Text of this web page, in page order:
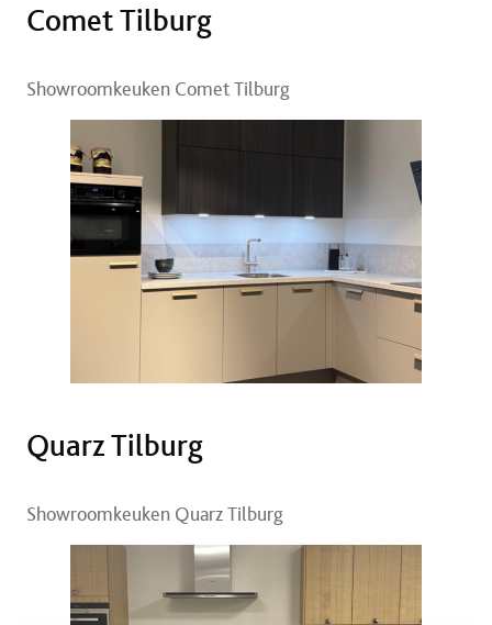
Comet Tilburg
Showroomkeuken Comet Tilburg
Quarz Tilburg
Showroomkeuken Quarz Tilburg